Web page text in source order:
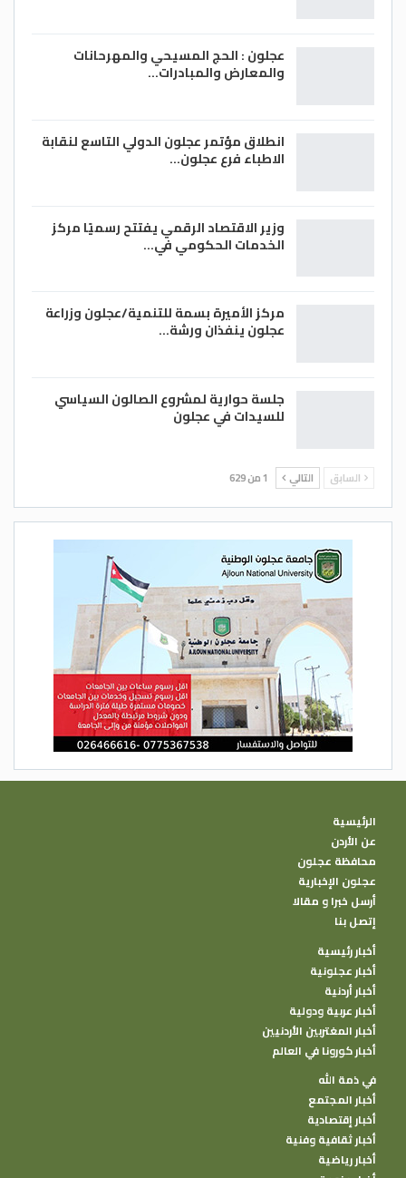
عجلون : الحج المسيحي والمهرحانات
والمعارض والمبادرات…
انطلاق مؤتمر عجلون الدولي التاسع لنقابة
الاطباء فرع عجلون…
وزير الاقتصاد الرقمي يفتتح رسميًا مركز
الخدمات الحكومي في…
مركز الأميرة بسمة للتنمية/عجلون وزراعة
عجلون ينفذان ورشة…
جلسة حوارية لمشروع الصالون السياسي
للسيدات في عجلون
السابق التالي 1 من 629
الرئيسية
عن الأردن
محافظة عجلون
عجلون الإخبارية
أرسل خبرا و مقالا
إتصل بنا
أخبار رئيسية
أخبار عجلونية
أخبار أردنية
أخبار عربية ودولية
أخبار المغتربين الأردنيين
أخبار كورونا في العالم
في ذمة الله
أخبار المجتمع
أخبار إقتصادية
أخبار ثقافية وفنية
أخبار رياضية